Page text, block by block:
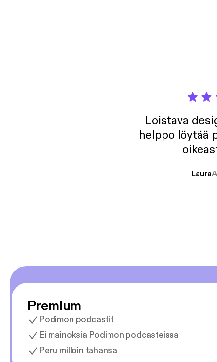
Loistava
helppo löytää
Laura
Premium
Podimon podcastit
Ei mainoksia Podimon podcasteissa
Peru milloin tahansa